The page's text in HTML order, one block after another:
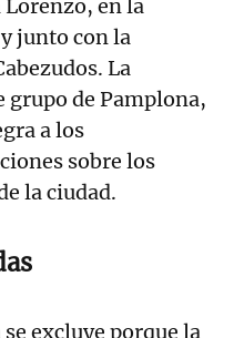
Lorenzo, en la
junto con la
La
grupo de Pamplona,
a los
sobre los
la ciudad.
excluye porque la